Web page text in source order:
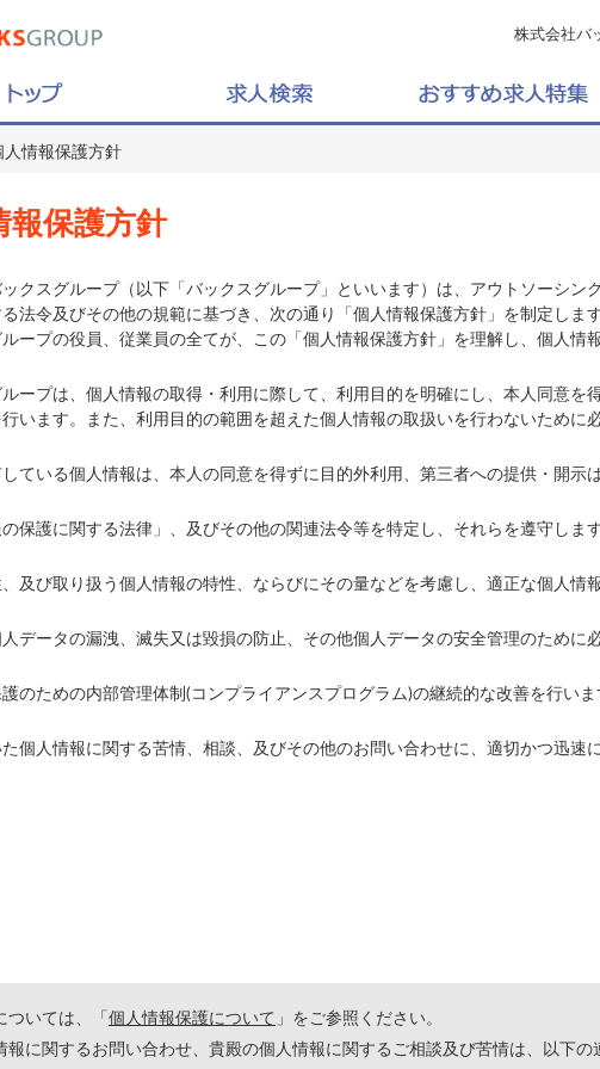
株式会社バ
人情報保護方針
報保護方針
クスグループ（以下「バックスグループ」といいます）は、アウトソーシ
法令及びその他の規範に基づき、次の通り「個人情報保護方針」を制定します
ープの役員、従業員の全てが、この「個人情報保護方針」を理解し、個人情
ープは、個人情報の取得・利用に際して、利用目的を明確にし、本人同意を
います。また、利用目的の範囲を超えた個人情報の取扱いを行わないために
ている個人情報は、本人の同意を得ずに目的外利用、第三者への提供・開示
の保護に関する法律」、及びその他の関連法令等を特定し、それらを遵守します
及び取り扱う個人情報の特性、ならびにその量などを考慮し、適正な個人情
データの漏洩、滅失又は毀損の防止、その他個人データの安全管理のために
のための内部管理体制(コンプライアンスプログラム)の継続的な改善を行いま
個人情報に関する苦情、相談、及びその他のお問い合わせに、適切かつ迅速
ついては、「 個人情報保護について 」をご参照ください。
報に関するお問い合わせ、貴殿の個人情報に関するご相談及び苦情は、以下の